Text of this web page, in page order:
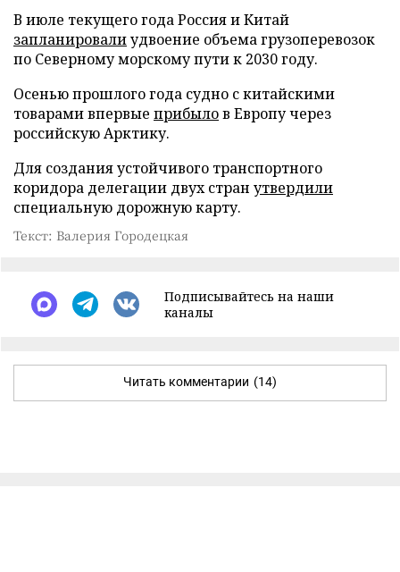
В июле текущего года Россия и Китай
запланировалиудвоение объема грузоперевозок
по Северному морскому пути к 2030 году.
Осенью прошлого года судно с китайскими
товарами впервые прибылов Европу через
российскую Арктику.
Для создания устойчивого транспортного
коридора делегации двух стран утвердили
специальную дорожную карту.
Текст: Валерия Городецкая
Подписывайтесь на наши
каналы
Читать комментарии (14)